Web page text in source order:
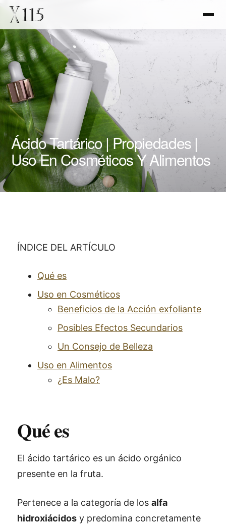
Ácido Tartárico | Propiedades |
Uso En Cosméticos Y Alimentos
ÍNDICE DEL ARTÍCULO
Qué es
Uso en Cosméticos
Beneficios de la Acción exfoliante
Posibles Efectos Secundarios
Un Consejo de Belleza
Uso en Alimentos
¿Es Malo?
Qué es
El ácido tartárico es un ácido orgánico
presente en la fruta.
Pertenece a la categoría de los alfa
hidroxiácidos y predomina concretamente